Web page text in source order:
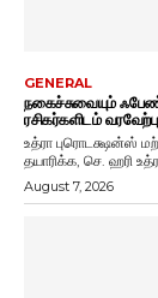
GENERAL
நகைச்சுவையும்
ரசிகர்களிடம்
உத்ரா புரொடக்ஷன்ஸ்
தயாரிக்க, செ. ஹரி உத்ரா
August 7, 2026